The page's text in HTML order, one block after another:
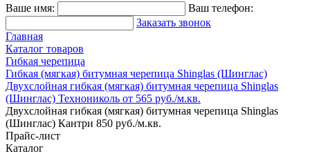
Ваше имя:
Ваш телефон:
Заказать звонок
Главная
Каталог товаров
Гибкая черепица
Гибкая (мягкая) битумная черепица Shinglas (Шинглас)
Двухслойная гибкая (мягкая) битумная черепица Shinglas
(Шинглас) Технониколь от 565 руб./м.кв.
Двухслойная гибкая (мягкая) битумная черепица Shinglas
(Шинглас) Кантри 850 руб./м.кв.
Прайс-лист
Каталог